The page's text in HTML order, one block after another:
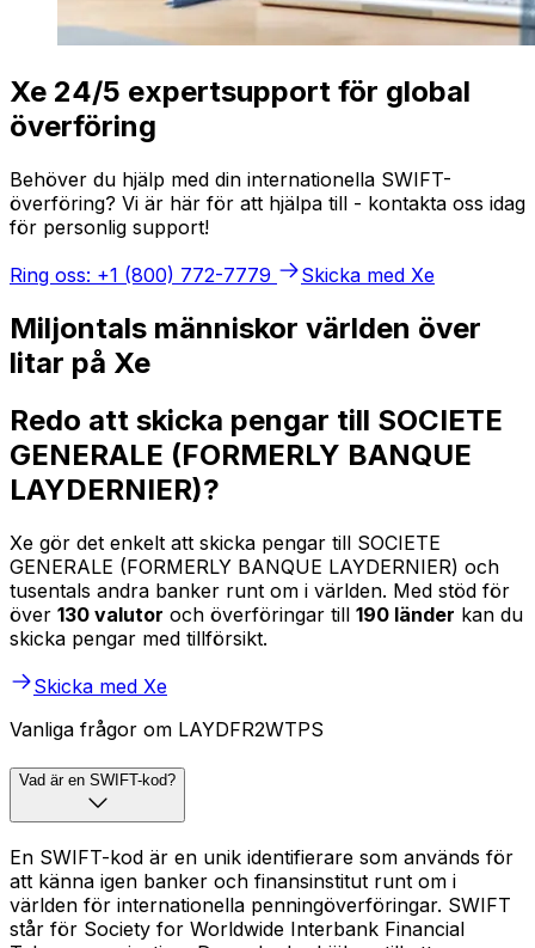
Xe 24/5 expertsupport för global
överföring
Behöver du hjälp med din internationella SWIFT-
överföring? Vi är här för att hjälpa till - kontakta oss idag
för personlig support!
Ring oss: +1 (800) 772-7779
Skicka med Xe
Miljontals människor världen över
litar på Xe
Redo att skicka pengar till SOCIETE
GENERALE (FORMERLY BANQUE
LAYDERNIER)?
Xe gör det enkelt att skicka pengar till SOCIETE
GENERALE (FORMERLY BANQUE LAYDERNIER) och
tusentals andra banker runt om i världen. Med stöd för
över 130 valutor och överföringar till 190 länder kan du
skicka pengar med tillförsikt.
Skicka med Xe
Vanliga frågor om LAYDFR2WTPS
Vad är en SWIFT-kod?
En SWIFT-kod är en unik identifierare som används för
att känna igen banker och finansinstitut runt om i
världen för internationella penningöverföringar. SWIFT
står för Society for Worldwide Interbank Financial